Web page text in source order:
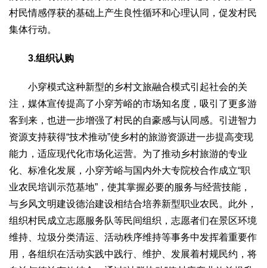
村民情感俘获的基础上产生良性循环和心理认同，促发村民
集体行动。
3.组织认购
小穿模式这种新型的乡村文旅融合模式引起社会的关
注，媒体宣传提高了小穿芳峪的市场知名度，吸引了更多游
客到来，也进一步增强了村民的自豪感与认同感。引进智力
资源支持获得“技术推动”使乡村的旅游资源进一步提高变现
能力，适应现代化市场化运营。为了推动乡村旅游的专业
化、标准化发展，小穿芳峪与国内外大专院校合作成立“职
业农民培训示范基地”，使其掌握必要的服务与经营技能，
与乡风文明建设德治建设相结合培养新型职业农民。此外，
组织村民成立志愿服务队等民间组织，志愿者们在景区环境
维持、垃圾分类清运、活动秩序维持等事务中发挥着重要作
用，各组织在活动实践中践行、维护、发展着村规民约，将